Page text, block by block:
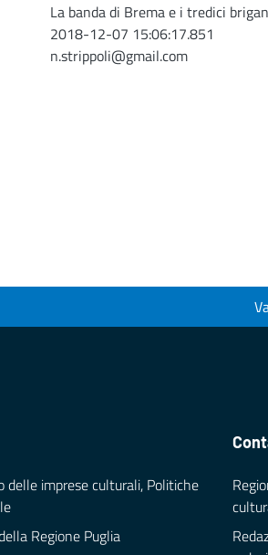
La banda di Brema e i tredici
2018-12-07 15:06:17.851
n.strippoli@gmail.com
delle imprese culturali, Politiche
Regione Puglia